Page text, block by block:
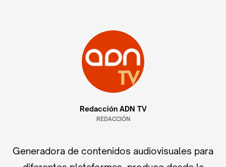
Redacción ADN TV
REDACCIÓN
Generadora de contenidos audiovisuales para